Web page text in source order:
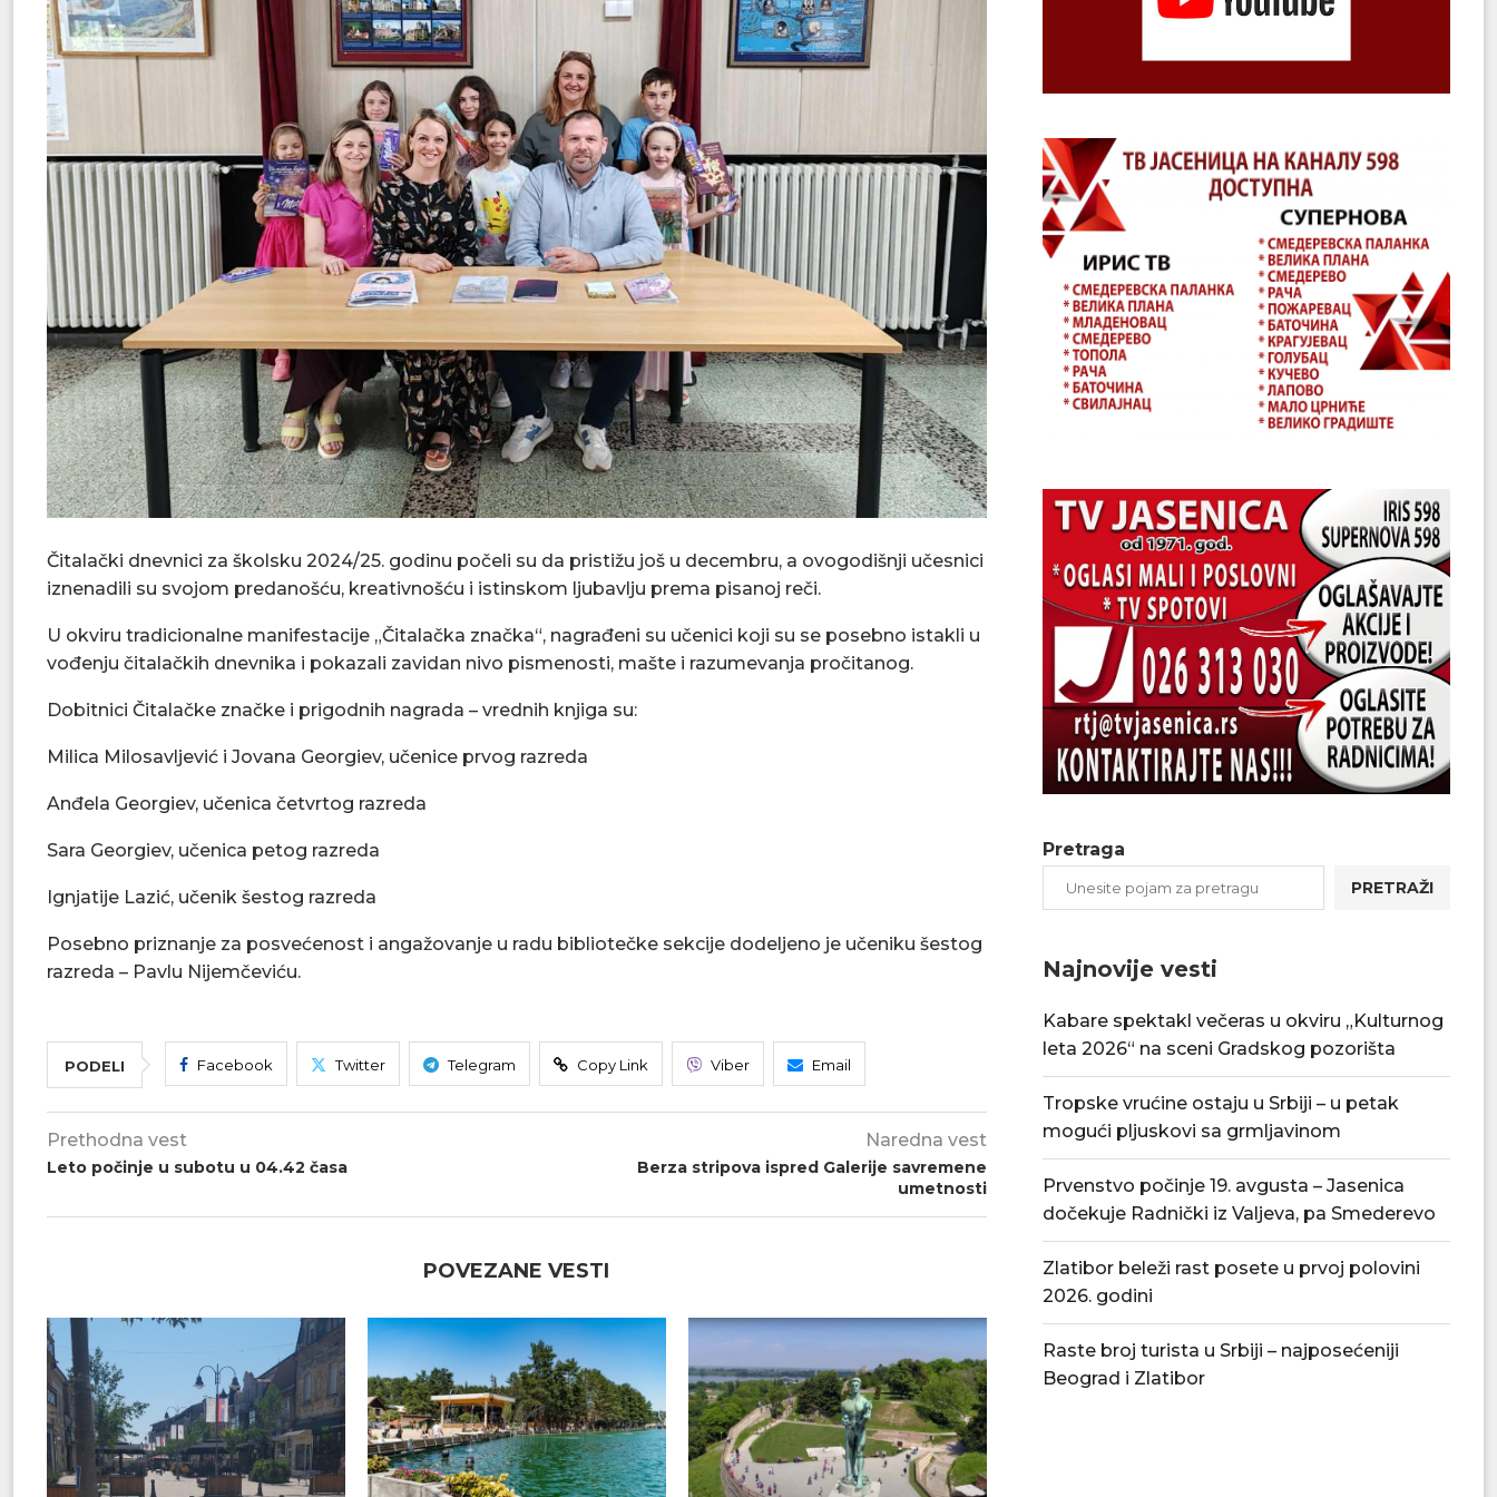
Čitalački dnevnici za školsku 2024/25. godinu počeli su da pristižu još u decembru, a ovogodišnji učesnici
iznenadili su svojom predanošću, kreativnošću i istinskom ljubavlju prema pisanoj reči.
U okviru tradicionalne manifestacije „Čitalačka značka“, nagrađeni su učenici koji su se posebno istakli u
vođenju čitalačkih dnevnika i pokazali zavidan nivo pismenosti, mašte i razumevanja pročitanog.
Dobitnici Čitalačke značke i prigodnih nagrada – vrednih knjiga su:
Milica Milosavljević i Jovana Georgiev, učenice prvog razreda
Anđela Georgiev, učenica četvrtog razreda
Sara Georgiev, učenica petog razreda
Ignjatije Lazić, učenik šestog razreda
Posebno priznanje za posvećenost i angažovanje u radu bibliotečke sekcije dodeljeno je učeniku šestog
razreda – Pavlu Nijemčeviću.
PODELI Facebook Twitter Telegram Copy Link Viber Email
Prethodna vest
Leto počinje u subotu u 04.42 časa
Naredna vest
Berza stripova ispred Galerije savremene
umetnosti
POVEZANE VESTI
Pretraga
PRETRAŽI
Najnovije vesti
Kabare spektakl večeras u okviru „Kulturnog
leta 2026“ na sceni Gradskog pozorišta
Tropske vrućine ostaju u Srbiji – u petak
mogući pljuskovi sa grmljavinom
Prvenstvo počinje 19. avgusta – Jasenica
dočekuje Radnički iz Valjeva, pa Smederevo
Zlatibor beleži rast posete u prvoj polovini
2026. godini
Raste broj turista u Srbiji – najposećeniji
Beograd i Zlatibor